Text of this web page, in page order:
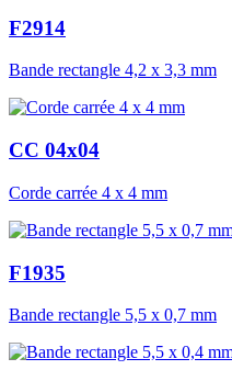
F2914
Bande rectangle 4,2 x 3,3 mm
CC 04x04
Corde carrée 4 x 4 mm
F1935
Bande rectangle 5,5 x 0,7 mm